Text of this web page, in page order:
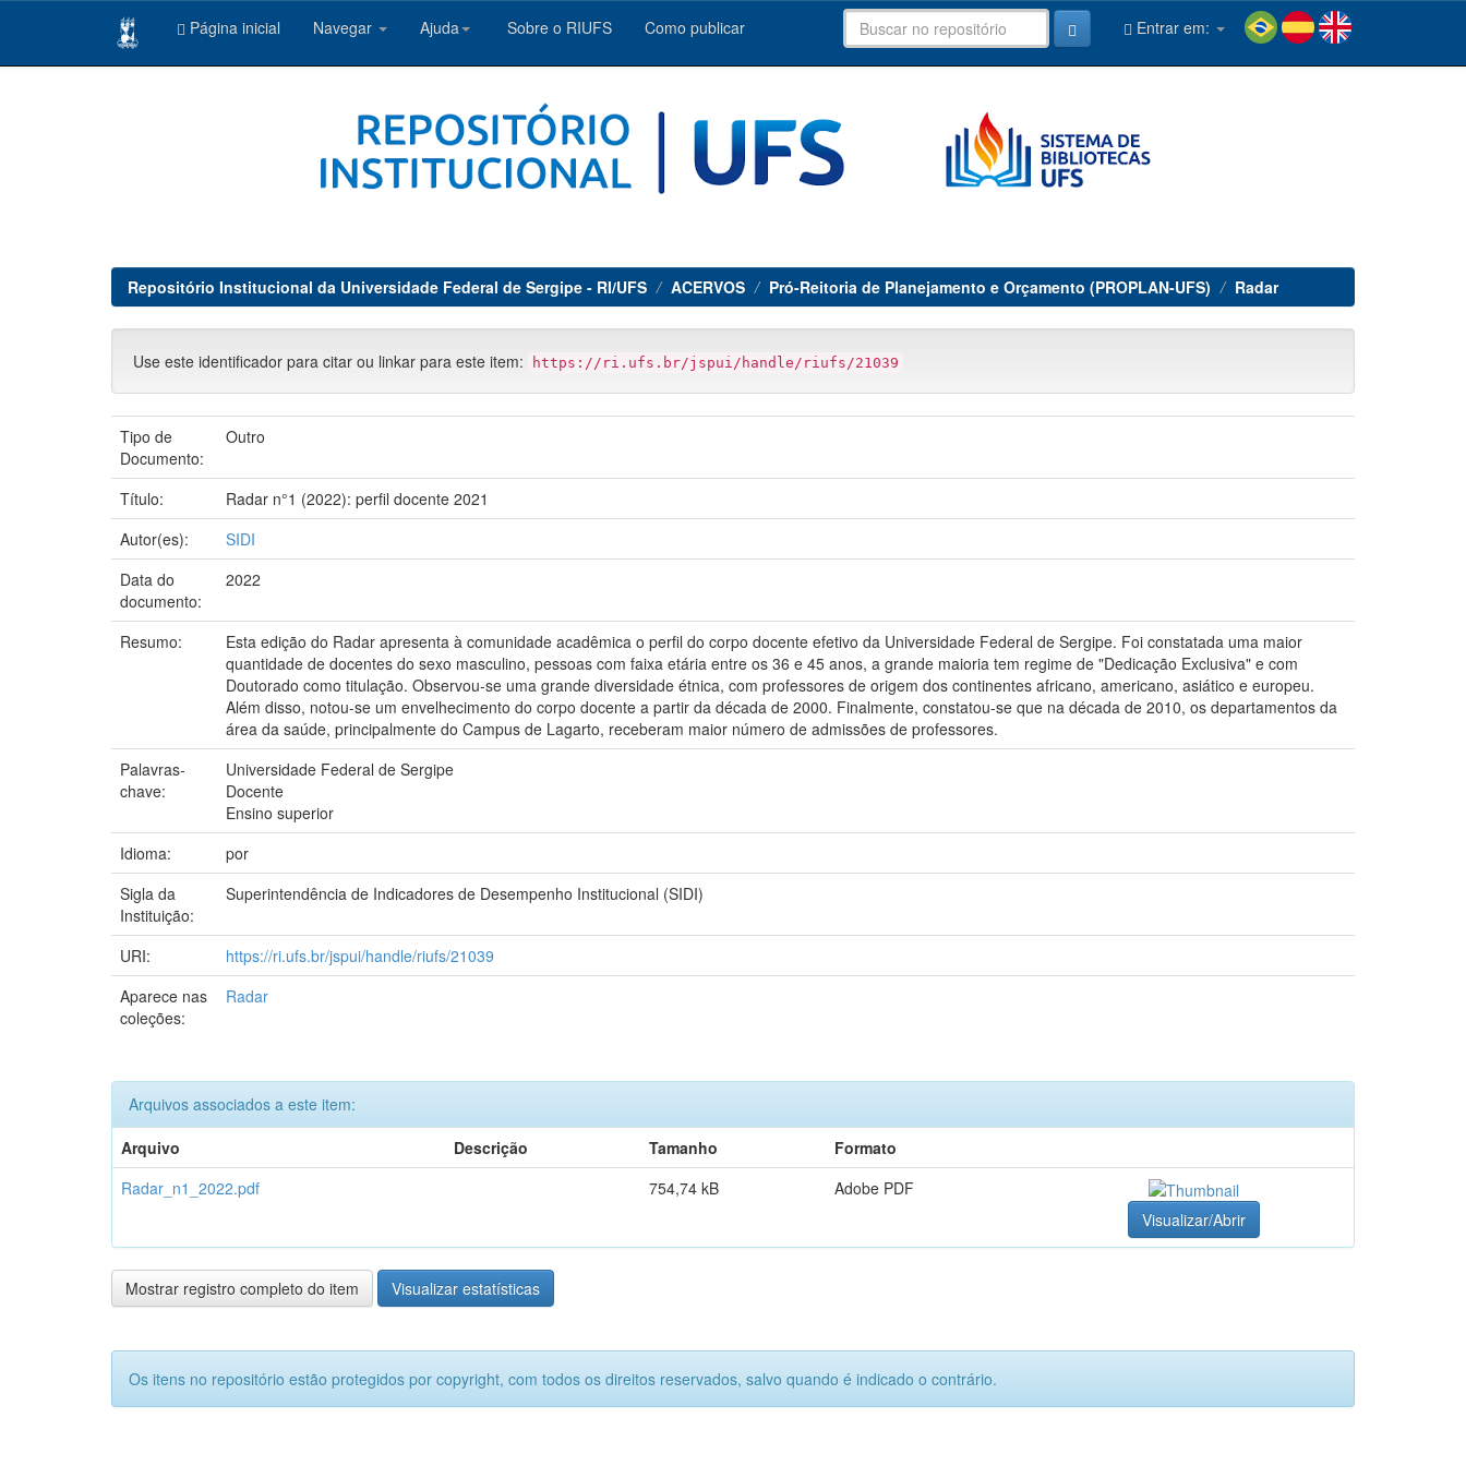
Página inicial Navegar Ajuda Sobre o RIUFS Como publicar Entrar em:
Repositório Institucional da Universidade Federal de Sergipe - RI/UFS ACERVOS Pró-Reitoria de Planejamento e Orçamento (PROPLAN-UFS) Radar
Use este identificador para citar ou linkar para este item: https://ri.ufs.br/jspui/handle/riufs/21039
Tipo de
Documento:
Outro
Título:
Radar n°1 (2022): perfil docente 2021
Autor(es):
SIDI
Data do
documento:
2022
Resumo:
Esta edição do Radar apresenta à comunidade acadêmica o perfil do corpo docente efetivo da Universidade Federal de Sergipe. Foi constatada uma maior
quantidade de docentes do sexo masculino, pessoas com faixa etária entre os 36 e 45 anos, a grande maioria tem regime de "Dedicação Exclusiva" e com
Doutorado como titulação. Observou-se uma grande diversidade étnica, com professores de origem dos continentes africano, americano, asiático e europeu.
Além disso, notou-se um envelhecimento do corpo docente a partir da década de 2000. Finalmente, constatou-se que na década de 2010, os departamentos da
área da saúde, principalmente do Campus de Lagarto, receberam maior número de admissões de professores.
Palavras-
chave:
Universidade Federal de Sergipe
Docente
Ensino superior
Idioma:
por
Sigla da
Instituição:
Superintendência de Indicadores de Desempenho Institucional (SIDI)
URI:
https://ri.ufs.br/jspui/handle/riufs/21039
Aparece nas
coleções:
Radar
Arquivos associados a este item:
Arquivo
Descrição Tamanho
Formato
Radar_n1_2022.pdf
754,74 kB
Adobe PDF
Visualizar/Abrir
Mostrar registro completo do item Visualizar estatísticas
Os itens no repositório estão protegidos por copyright, com todos os direitos reservados, salvo quando é indicado o contrário.